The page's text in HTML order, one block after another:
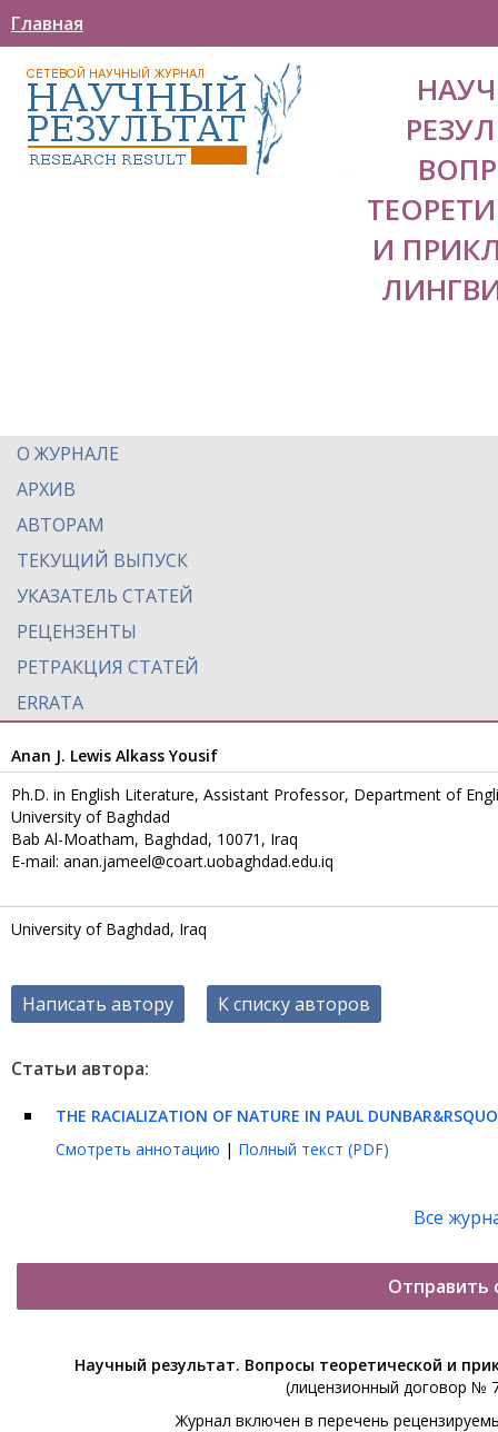
Главная
И
О ЖУРНАЛЕ
АРХИВ
АВТОРАМ
ТЕКУЩИЙ ВЫПУСК
УКАЗАТЕЛЬ СТАТЕЙ
РЕЦЕНЗЕНТЫ
РЕТРАКЦИЯ СТАТЕЙ
ERRATA
Anan J. Lewis Alkass Yousif
Ph.D. in English Literature, Assistant Professor, Department of
University of Baghdad
Bab Al-Moatham, Baghdad, 10071, Iraq
E-mail: anan.jameel@coart.uobaghdad.edu.iq
University of Baghdad, Iraq
Написать автору К списку авторов
Статьи автора:
THE RACIALIZATION OF NATURE IN PAUL
Смотреть аннотацию | Полный текст (PDF)
Все
Отправить
Научный результат. Вопросы теоретической и
(лицензионный договор №
Журнал включен в перечень